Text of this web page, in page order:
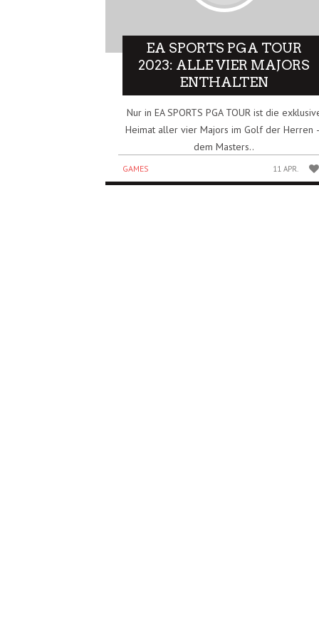
EA SPORTS PGA TOUR
2023: ALLE VIER MAJORS
ENTHALTEN
Nur in EA SPORTS PGA TOUR ist die
Heimat aller vier Majors im Golf der Herren
dem Masters..
GAMES 11 APR.